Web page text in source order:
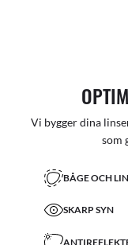
Vi bygger dina
som
BÅGE OCH
SKARP SYN